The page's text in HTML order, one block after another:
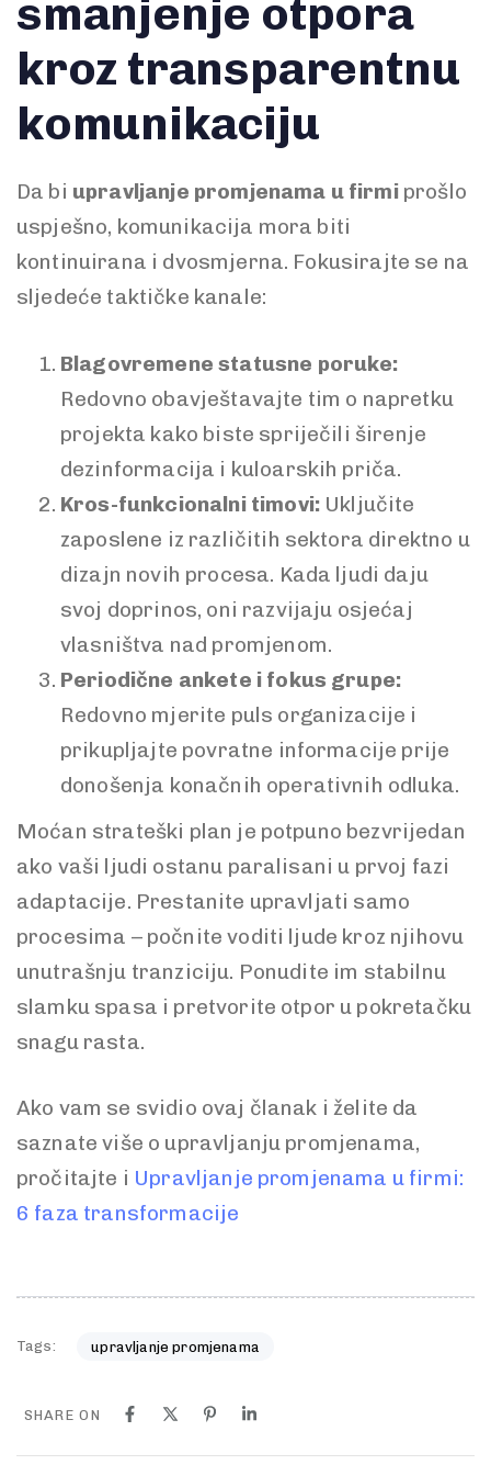
smanjenje otpora
kroz transparentnu
komunikaciju
Da bi upravljanje promjenama u firmiprošlo
uspješno, komunikacija mora biti
kontinuirana i dvosmjerna. Fokusirajte se na
sljedeće taktičke kanale:
Blagovremene statusne poruke:
Redovno obavještavajte tim o napretku
projekta kako biste spriječili širenje
dezinformacija i kuloarskih priča.
Kros-funkcionalni timovi: Uključite
zaposlene iz različitih sektora direktno u
dizajn novih procesa. Kada ljudi daju
svoj doprinos, oni razvijaju osjećaj
vlasništva nad promjenom.
Periodične ankete i fokus grupe:
Redovno mjerite puls organizacije i
prikupljajte povratne informacije prije
donošenja konačnih operativnih odluka.
Moćan strateški plan je potpuno bezvrijedan
ako vaši ljudi ostanu paralisani u prvoj fazi
adaptacije. Prestanite upravljati samo
procesima – počnite voditi ljude kroz njihovu
unutrašnju tranziciju. Ponudite im stabilnu
slamku spasa i pretvorite otpor u pokretačku
snagu rasta.
Ako vam se svidio ovaj članak i želite da
saznate više o upravljanju promjenama,
pročitajte i Upravljanje promjenama u firmi:
6 faza transformacije
Tags: upravljanje promjenama
SHARE ON